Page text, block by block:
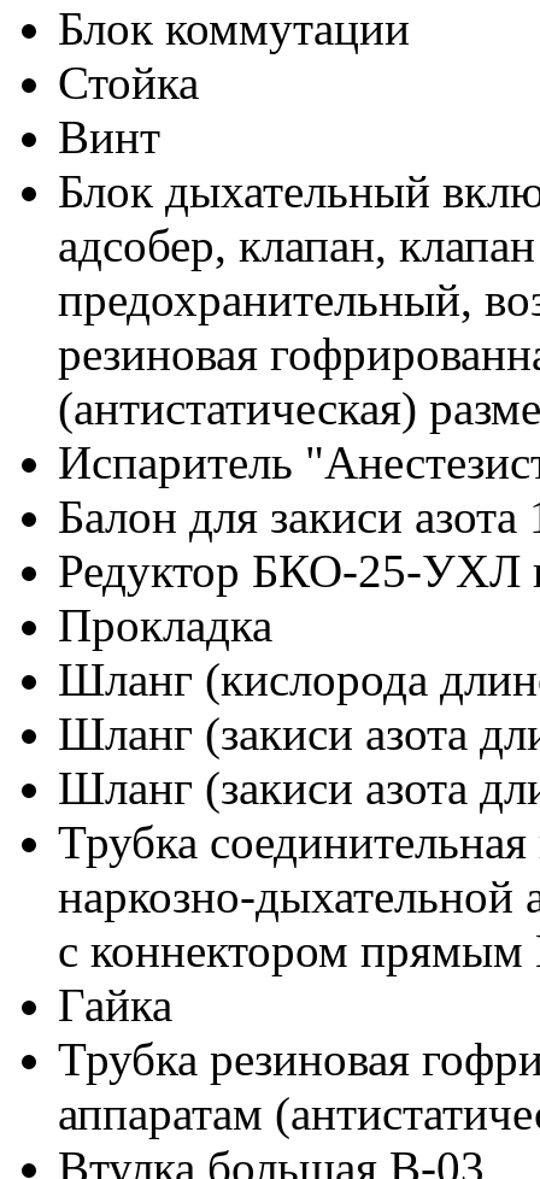
Блок коммутации
Стойка
Винт
Блок дыхательный
адсобер, клапан,
предохранительный,
резиновая
(антистатическая)
Испаритель
Балон для закиси азота
Редуктор БКО-25-
Прокладка
Шланг (кислорода
Шланг (закиси азота
Шланг (закиси азота
Трубка
наркозно-
с коннектором
Гайка
Трубка резиновая
аппаратам
Втулка большая В-03